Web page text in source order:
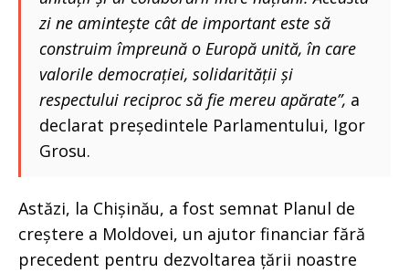
zi ne amintește cât de important este să
construim împreună o Europă unită, în care
valorile democrației, solidarității și
respectului reciproc să fie mereu apărate”, a
declarat președintele Parlamentului, Igor
Grosu.
Astăzi, la Chișinău, a fost semnat Planul de
creștere a Moldovei, un ajutor financiar fără
precedent pentru dezvoltarea țării noastre